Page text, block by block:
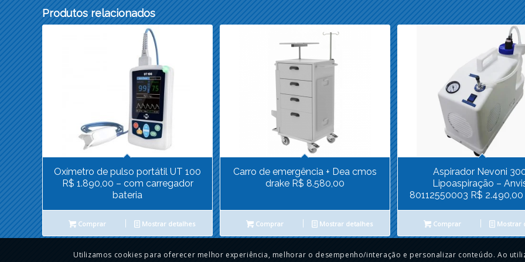
Produtos relacionados
Oxímetro de pulso portátil UT 100
R$ 1.890,00 – com carregador
bateria
Comprar Mostrar detalhes
Carro de emergência + Dea cmos
drake R$ 8.580,00
Comprar Mostrar detalhes
Aspirador Nevoni
Lipoaspiração –
80112550003 R$ 2.490,00
Comprar Mostrar
Utilizamos cookies para oferecer melhor experiência, melhorar o desempenho/interação e personalizar conteúdo. Ao